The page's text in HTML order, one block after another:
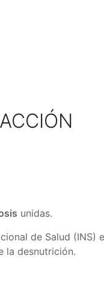
unidas.
de Salud (INS)
la desnutrición.